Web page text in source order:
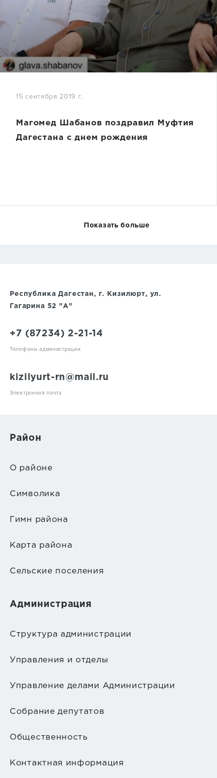
15 сентября 2019 г.
Магомед Шабанов поздравил Муфтия
Дагестана с днем рождения
Показать больше
Республика Дагестан, г. Кизилюрт, ул.
Гагарина 52 "А"
+7 (87234) 2-21-14
Телефоны администрации
kizilyurt-rn@mail.ru
Электронная почта
Район
О районе
Символика
Гимн района
Карта района
Сельские поселения
Администрация
Структура администрации
Управления и отделы
Управление делами Администрации
Собрание депутатов
Общественность
Контактная информация